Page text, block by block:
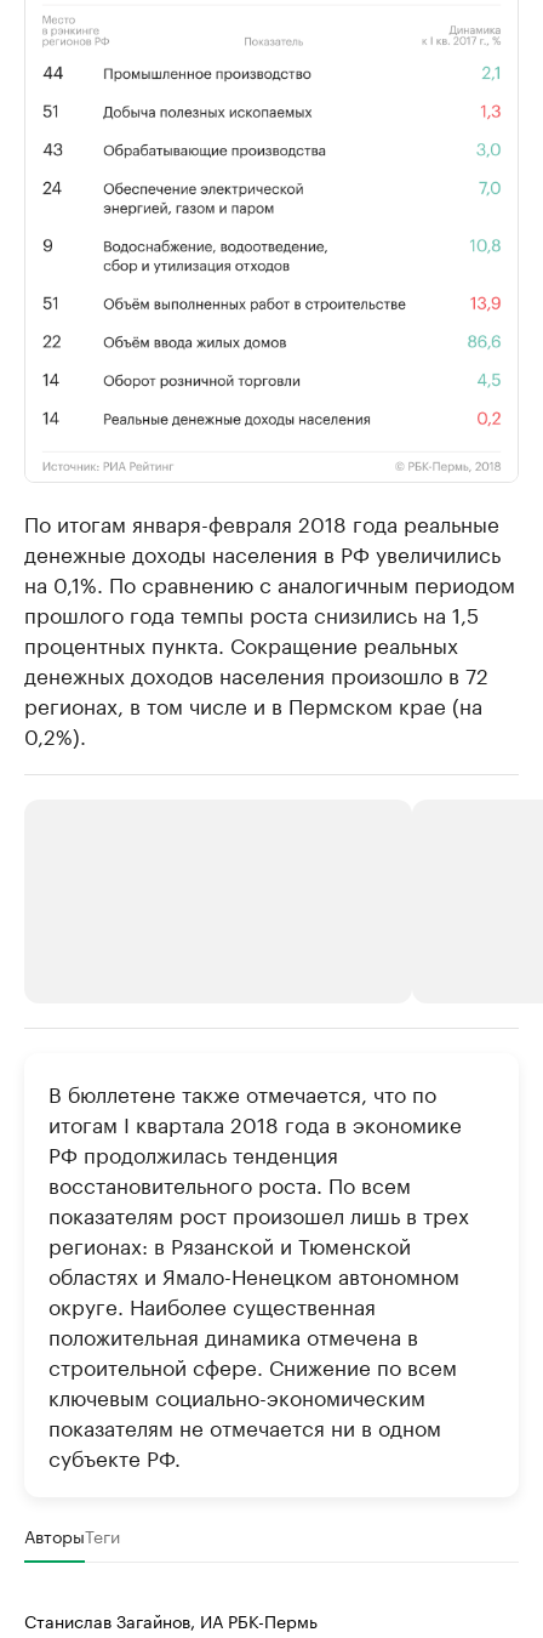
По итогам января-февраля 2018 года реальные
денежные доходы населения в РФ увеличились
на 0,1%. По сравнению с аналогичным периодом
прошлого года темпы роста снизились на 1,5
процентных пункта. Сокращение реальных
денежных доходов населения произошло в 72
регионах, в том числе и в Пермском крае (на
0,2%).
Крупные организации в
нефтегазовой промышленности
Найдите и проверьте данные в каталоге
В бюллетене также отмечается, что по
итогам I квартала 2018 года в экономике
РФ продолжилась тенденция
восстановительного роста. По всем
показателям рост произошел лишь в трех
регионах: в Рязанской и Тюменской
областях и Ямало-Ненецком автономном
округе. Наиболее существенная
положительная динамика отмечена в
строительной сфере. Снижение по всем
ключевым социально-экономическим
показателям не отмечается ни в одном
субъекте РФ.
АвторыТеги
Станислав Загайнов, ИА РБК-Пермь